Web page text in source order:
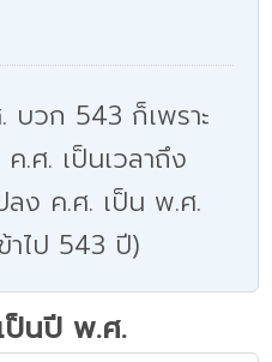
บวก 543 ก็เพราะ
.ศ. เป็นเวลาถึง
ง ค.ศ. เป็น พ.ศ.
าไป 543 ปี)
ป็นปี พ.ศ.